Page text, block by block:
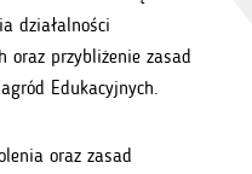
działalności
oraz przybliżenie zasad
Edukacyjnych.
oraz zasad